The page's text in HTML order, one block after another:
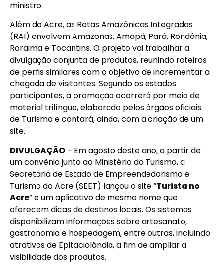
ministro.
Além do Acre, as Rotas Amazônicas Integradas
(RAI) envolvem Amazonas, Amapá, Pará, Rondônia,
Roraima e Tocantins. O projeto vai trabalhar a
divulgação conjunta de produtos, reunindo roteiros
de perfis similares com o objetivo de incrementar a
chegada de visitantes. Segundo os estados
participantes, a promoção ocorrerá por meio de
material trilíngue, elaborado pelos órgãos oficiais
de Turismo e contará, ainda, com a criação de um
site.
DIVULGAÇÃO – Em agosto deste ano, a partir de
um convênio junto ao Ministério do Turismo, a
Secretaria de Estado de Empreendedorismo e
Turismo do Acre (SEET) lançou o site “Turista no
Acre” e um aplicativo de mesmo nome que
oferecem dicas de destinos locais. Os sistemas
disponibilizam informações sobre artesanato,
gastronomia e hospedagem, entre outras, incluindo
atrativos de Epitaciolândia, a fim de ampliar a
visibilidade dos produtos.